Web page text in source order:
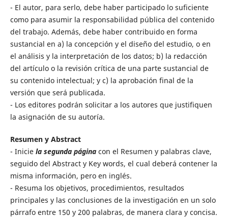
- El autor, para serlo, debe haber participado lo suficiente
como para asumir la responsabilidad pública del contenido
del trabajo. Además, debe haber contribuido en forma
sustancial en a) la concepción y el diseño del estudio, o en
el análisis y la interpretación de los datos; b) la redacción
del artículo o la revisión crítica de una parte sustancial de
su contenido intelectual; y c) la aprobación final de la
versión que será publicada.
- Los editores podrán solicitar a los autores que justifiquen
la asignación de su autoría.
Resumen y Abstract
- Inicie la segunda páginacon el Resumen y palabras clave,
seguido del Abstract y Key words, el cual deberá contener la
misma información, pero en inglés.
- Resuma los objetivos, procedimientos, resultados
principales y las conclusiones de la investigación en un solo
párrafo entre 150 y 200 palabras, de manera clara y concisa.